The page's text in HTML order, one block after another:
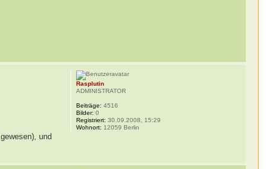
und
Rasplutin
ADMINISTRATOR
Beiträge: 4516
Bilder: 0
Registriert: 30.09.2008, 15:29
Wohnort: 12059 Berlin